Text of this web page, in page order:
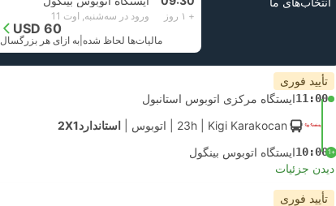
+ ۱ روز ورود در سه‌شنبه, اوت 11
USD 60
مالیات‌ها لحاظ شده به ازای هر بزرگسال
تأیید فوری
11:00ایستگاه مرکزی اتوبوس استانبول
23h | Kigi Karakocan اتوبوس استاندارد2X1
+1
10:00ایستگاه اتوبوس بینگول
دیدن جزئیات
تأیید فوری